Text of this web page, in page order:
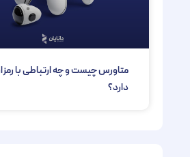
متاورس چیست و چه ارتباطی با
دارد؟